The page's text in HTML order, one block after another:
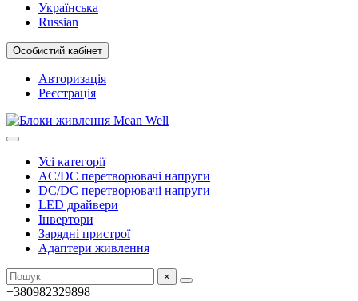
Українська
Russian
Особистий кабінет
Авторизація
Реєстрація
Усі категорії
AC/DC перетворювачі напруги
DC/DC перетворювачі напруги
LED драйвери
Інвертори
Зарядні пристрої
Адаптери живлення
×
+380982329898